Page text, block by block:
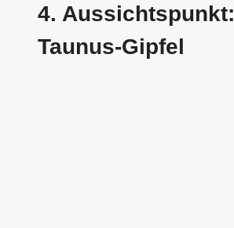
4. Aussichtspunkt:
Taunus-Gipfel